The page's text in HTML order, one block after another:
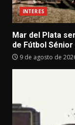
INTERES
Mar del Plata
de Fútbol Sénior
9 de agosto de